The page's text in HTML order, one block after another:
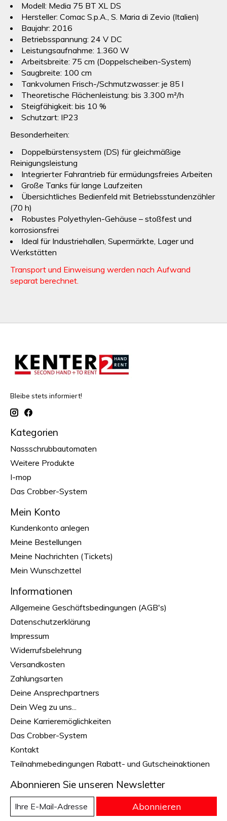
Modell: Media 75 BT XL DS
Hersteller: Comac S.p.A., S. Maria di Zevio (Italien)
Baujahr: 2016
Betriebsspannung: 24 V DC
Leistungsaufnahme: 1.360 W
Arbeitsbreite: 75 cm (Doppelscheiben-System)
Saugbreite: 100 cm
Tankvolumen Frisch-/Schmutzwasser: je 85 l
Theoretische Flächenleistung: bis 3.300 m²/h
Steigfähigkeit: bis 10 %
Schutzart: IP23
Besonderheiten:
Doppelbürstensystem (DS) für gleichmäßige
Reinigungsleistung
Integrierter Fahrantrieb für ermüdungsfreies Arbeiten
Große Tanks für lange Laufzeiten
Übersichtliches Bedienfeld mit Betriebsstundenzähler
(70 h)
Robustes Polyethylen-Gehäuse – stoßfest und
korrosionsfrei
Ideal für Industriehallen, Supermärkte, Lager und
Werkstätten
Transport und Einweisung werden nach Aufwand
separat berechnet.
Bleibe stets informiert!
Kategorien
Nassschrubbautomaten
Weitere Produkte
I-mop
Das Crobber-System
Mein Konto
Kundenkonto anlegen
Meine Bestellungen
Meine Nachrichten (Tickets)
Mein Wunschzettel
Informationen
Allgemeine Geschäftsbedingungen (AGB's)
Datenschutzerklärung
Impressum
Widerrufsbelehrung
Versandkosten
Zahlungsarten
Deine Ansprechpartners
Dein Weg zu uns...
Deine Karrieremöglichkeiten
Das Crobber-System
Kontakt
Teilnahmebedingungen Rabatt- und Gutscheinaktionen
Abonnieren Sie unseren Newsletter
Abonnieren